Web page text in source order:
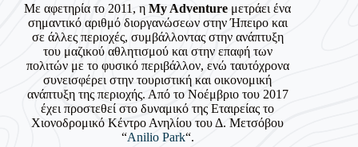
Με αφετηρία το 2011, ηMy Adventure μετράει ένα
σημαντικό αριθμό διοργανώσεων στην Ήπειρο και
σε άλλες περιοχές, συμβάλλοντας στην ανάπτυξη
του μαζικού αθλητισμού και στην επαφή των
πολιτών με το φυσικό περιβάλλον, ενώ ταυτόχρονα
συνεισφέρει στην τουριστική και οικονομική
ανάπτυξη της περιοχής. Από το Νοέμβριο του 2017
έχει προστεθεί στο δυναμικό της Εταιρείας το
Χιονοδρομικό Κέντρο Ανηλίου του Δ. Μετσόβου
“Anilio Park“.